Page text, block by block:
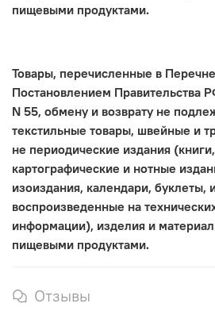
пищевыми продуктами.
Товары, перечисленные в
Постановлением Правительства
N 55, обмену и возврату не
текстильные товары, швейные и
не периодические издания
картографические и нотные
изоиздания, календари, буклеты,
воспроизведенные на
информации), изделия и
пищевыми продуктами.
Отзывы